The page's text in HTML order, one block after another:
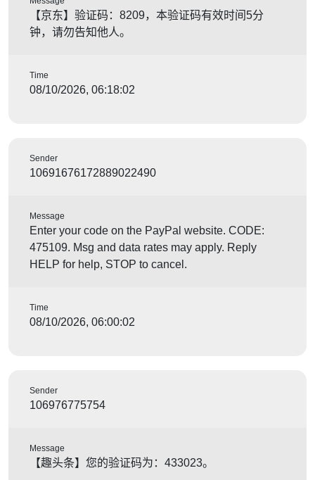
【京东】验证码：8209，本验证码有效时间5分
钟，请勿告知他人。
Time
08/10/2026, 06:18:02
Sender
10691676172889022490
Message
Enter your code on the PayPal website. CODE:
475109. Msg and data rates may apply. Reply
HELP for help, STOP to cancel.
Time
08/10/2026, 06:00:02
Sender
106976775754
Message
【趣头条】您的验证码为：433023。